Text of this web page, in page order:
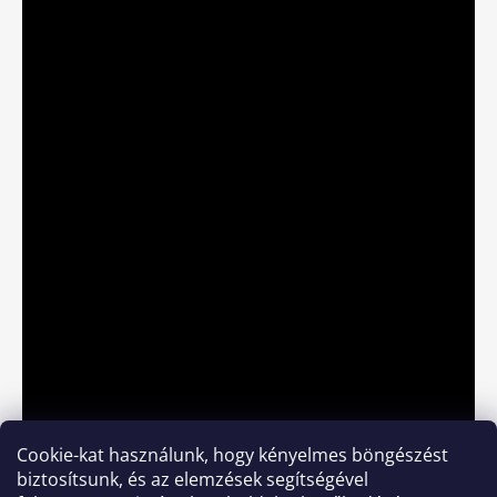
Cookie-kat használunk, hogy kényelmes böngészést
biztosítsunk, és az elemzések segítségével